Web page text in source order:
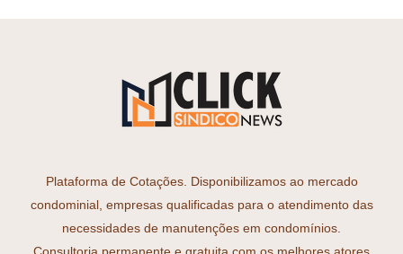
Plataforma de Cotações. Disponibilizamos ao mercado
condominial, empresas qualificadas para o atendimento das
necessidades de manutenções em condomínios.
Consultoria permanente e gratuita com os melhores atores